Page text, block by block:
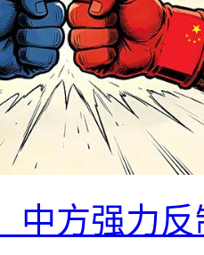
中方强力